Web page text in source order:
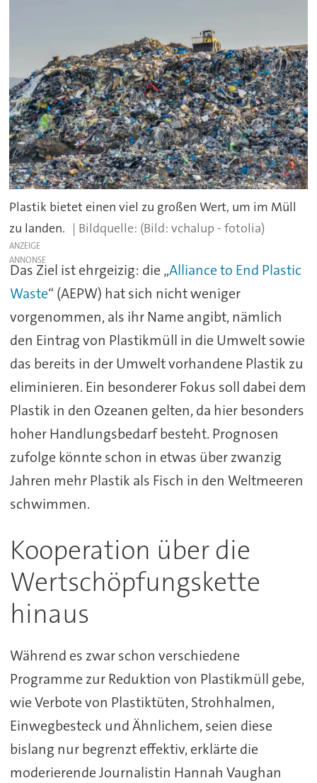
Plastik bietet einen viel zu großen Wert, um im Müll
zu landen.
(Bild: vchalup - fotolia)
ANZEIGE
Das Ziel ist ehrgeizig: die „Alliance to End Plastic
Waste“ (AEPW) hat sich nicht weniger
vorgenommen, als ihr Name angibt, nämlich
den Eintrag von Plastikmüll in die Umwelt sowie
das bereits in der Umwelt vorhandene Plastik zu
eliminieren. Ein besonderer Fokus soll dabei dem
Plastik in den Ozeanen gelten, da hier besonders
hoher Handlungsbedarf besteht. Prognosen
zufolge könnte schon in etwas über zwanzig
Jahren mehr Plastik als Fisch in den Weltmeeren
schwimmen.
Kooperation über die
Wertschöpfungskette
hinaus
Während es zwar schon verschiedene
Programme zur Reduktion von Plastikmüll gebe,
wie Verbote von Plastiktüten, Strohhalmen,
Einwegbesteck und Ähnlichem, seien diese
bislang nur begrenzt effektiv, erklärte die
moderierende Journalistin Hannah Vaughan